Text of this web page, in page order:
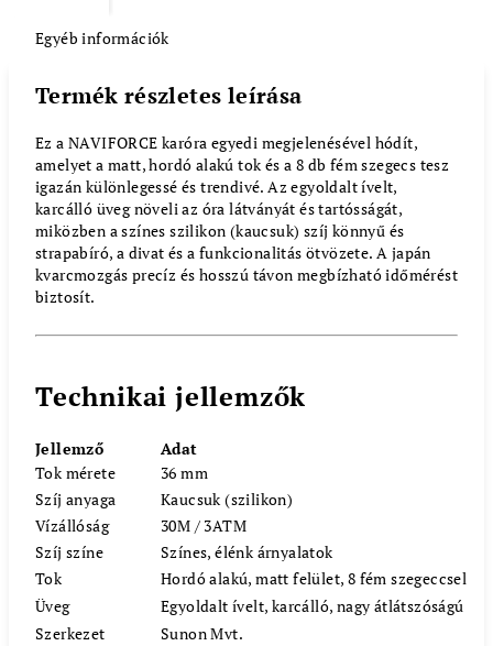
Egyéb információk
Termék részletes leírása
Ez a NAVIFORCE karóra egyedi megjelenésével hódít,
amelyet a matt, hordó alakú tok és a 8 db fém szegecs tesz
igazán különlegessé és trendivé. Az egyoldalt ívelt,
karcálló üveg növeli az óra látványát és tartósságát,
miközben a színes szilikon (kaucsuk) szíj könnyű és
strapabíró, a divat és a funkcionalitás ötvözete. A japán
kvarcmozgás precíz és hosszú távon megbízható időmérést
biztosít.
Technikai jellemzők
Jellemző
Adat
Tok mérete
36 mm
Szíj anyaga
Kaucsuk (szilikon)
Vízállóság
30M / 3ATM
Szíj színe
Színes, élénk árnyalatok
Tok
Hordó alakú, matt felület, 8 fém szegeccsel
Üveg
Egyoldalt ívelt, karcálló, nagy átlátszóságú
Szerkezet
Sunon Mvt.